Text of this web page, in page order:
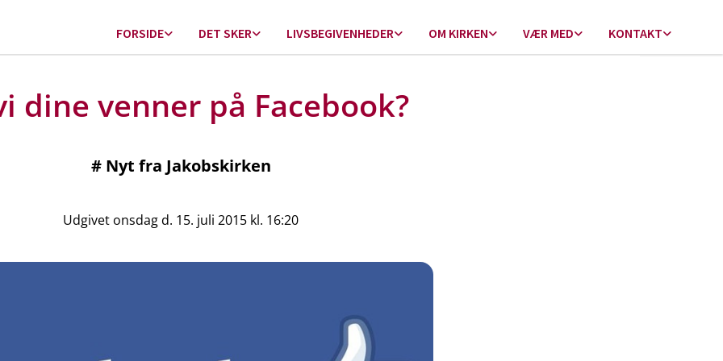
FORSIDE DET SKER LIVSBEGIVENHEDER OM KIRKEN VÆR MED KONTAKT
dine venner på Facebook?
# Nyt fra Jakobskirken
Udgivet onsdag d. 15. juli 2015 kl. 16:20